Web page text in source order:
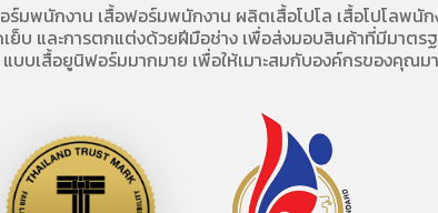
ร์มพนักงาน เสื้อฟอร์มพนักงาน ผลิตเสื้อโปโล เสื้อโปโลพนัก
บ และการตกแต่งด้วยฝีมือช่าง เพื่อส่งมอบสินค้าที่มีมาตรฐ
แบบเสื้อยูนิฟอร์มมากมาย เพื่อให้เมาะสมกับองค์กรของคุณ